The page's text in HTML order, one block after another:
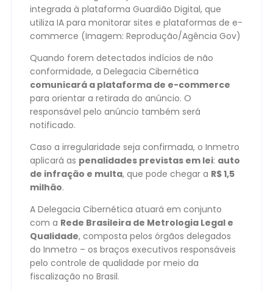
integrada à plataforma Guardião Digital, que
utiliza IA para monitorar sites e plataformas de e-
commerce (Imagem: Reprodução/Agência Gov)
Quando forem detectados indícios de não
conformidade, a Delegacia Cibernética
comunicará a plataforma de e-commerce
para orientar a retirada do anúncio. O
responsável pelo anúncio também será
notificado.
Caso a irregularidade seja confirmada, o Inmetro
aplicará as penalidades previstas em lei: auto
de infração e multa, que pode chegar a R$ 1,5
milhão.
A Delegacia Cibernética atuará em conjunto
com a Rede Brasileira de Metrologia Legal e
Qualidade, composta pelos órgãos delegados
do Inmetro – os braços executivos responsáveis
pelo controle de qualidade por meio da
fiscalização no Brasil.